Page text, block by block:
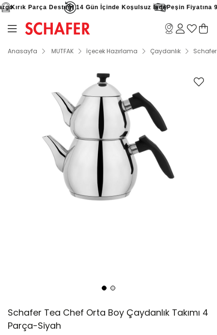
Kırık Parça Desteği 14 Gün İçinde Koşulsuz İadePeşin Fiyatına 9
Anasayfa MUTFAK İçecek Hazırlama Çaydanlık
Schafer Tea Chef Orta Boy Çaydanlık Takımı 4
Parça-Siyah